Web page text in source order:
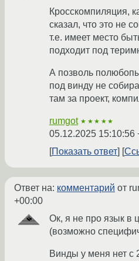
Кросскомпиляция,
сказал, что это не
т.е. имеет место
подходит под
А позволь
под винду не
там за проект,
rumgot ★★★★★
05.12.2025 15:10:56
Показать ответ
Ответ на: комментарий от
+00:00
Ок, я не про язык в
(возможно
Винды у меня нет с